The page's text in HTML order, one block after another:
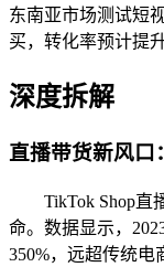
东南亚市场测试短
买，转化率预计提
深度拆解
直播带货新风
TikTok Shop直
命。数据显示，
350%，远超传统电